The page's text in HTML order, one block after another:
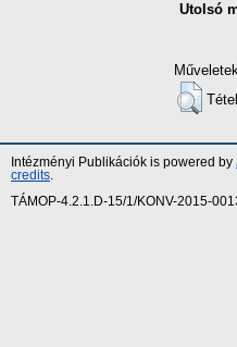
Utolsó
Intézményi Publikációk is powered by
credits
TÁMOP-4.2.1.D-15/1/KONV-2015-